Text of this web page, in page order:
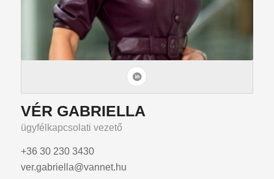
VÉR GABRIELLA
ügyfélkapcsolati vezető
+36 30 230 3430
ver.gabriella@vannet.hu